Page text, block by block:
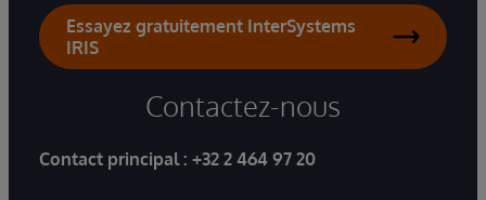
Essayez gratuitement InterSystems
IRIS
Contactez-nous
Contact principal : +32 2 464 97 20